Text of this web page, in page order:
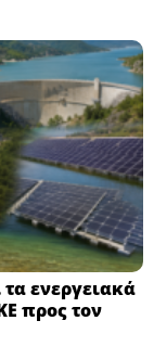
ενεργειακά
προς τον